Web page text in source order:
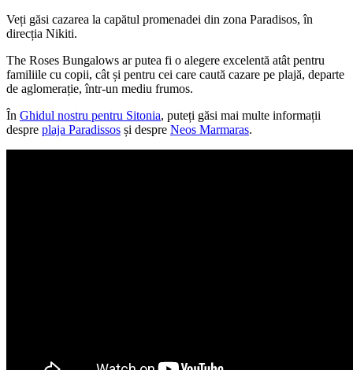
Veți găsi cazarea la capătul promenadei din zona Paradisos, în
direcția Nikiti.
The Roses Bungalows ar putea fi o alegere excelentă atât pentru
familiile cu copii, cât și pentru cei care caută cazare pe plajă, departe
de aglomerație, într-un mediu frumos.
În Ghidul nostru pentru Sitonia, puteți găsi mai multe informații
despre plaja Paradissos și despre Neos Marmaras.